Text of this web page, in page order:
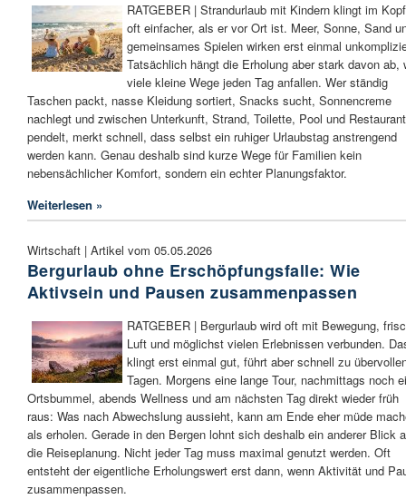
RATGEBER | Strandurlaub mit Kindern klingt im Kopf
oft einfacher, als er vor Ort ist. Meer, Sonne, Sand
gemeinsames Spielen wirken erst einmal
Tatsächlich hängt die Erholung aber stark davon ab,
viele kleine Wege jeden Tag anfallen. Wer ständig
Taschen packt, nasse Kleidung sortiert, Snacks sucht, Sonnencreme
nachlegt und zwischen Unterkunft, Strand, Toilette, Pool und Restaurant
pendelt, merkt schnell, dass selbst ein ruhiger Urlaubstag anstrengend
werden kann. Genau deshalb sind kurze Wege für Familien kein
nebensächlicher Komfort, sondern ein echter Planungsfaktor.
Weiterlesen »
Wirtschaft | Artikel vom 05.05.2026
Bergurlaub ohne Erschöpfungsfalle: Wie
Aktivsein und Pausen zusammenpassen
RATGEBER | Bergurlaub wird oft mit Bewegung,
Luft und möglichst vielen Erlebnissen verbunden.
klingt erst einmal gut, führt aber schnell zu
Tagen. Morgens eine lange Tour, nachmittags noch
Ortsbummel, abends Wellness und am nächsten Tag direkt wieder früh
raus: Was nach Abwechslung aussieht, kann am Ende eher müde
als erholen. Gerade in den Bergen lohnt sich deshalb ein anderer Blick
die Reiseplanung. Nicht jeder Tag muss maximal genutzt werden. Oft
entsteht der eigentliche Erholungswert erst dann, wenn Aktivität und
zusammenpassen.